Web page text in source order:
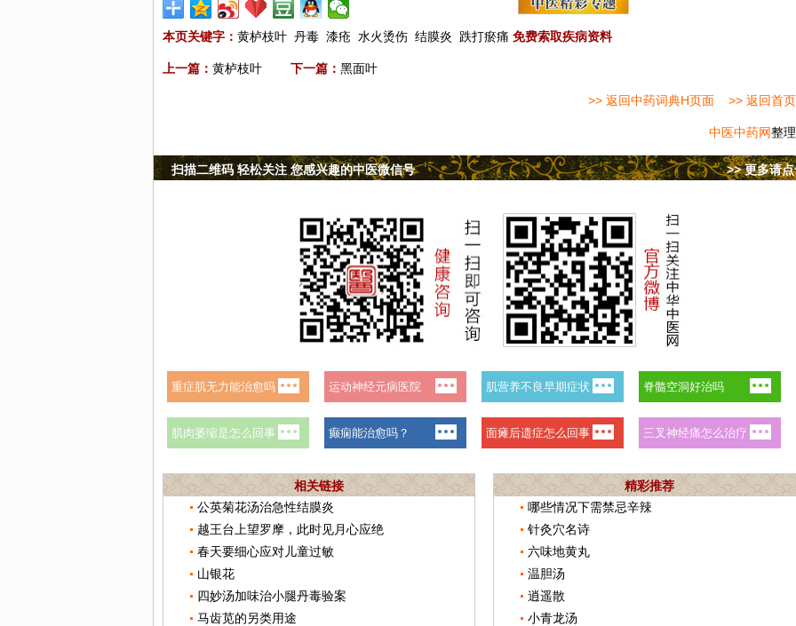
本页关键字： 黄栌枝叶 丹毒 漆疮 水火烫伤 结膜炎 跌打瘀痛 免费索取疾病资料
上一篇： 黄栌枝叶 下一篇： 黑面叶
>> 返回中药词典H页面 >> 返回首页
中医中药网整理
>> 更多请
扫描二维码 轻松关注 您感兴趣的中医微信号
相关链接
公英菊花汤治急性结膜炎
越王台上望罗摩，此时见月心应绝
春天要细心应对儿童过敏
山银花
四妙汤加味治小腿丹毒验案
马齿苋的另类用途
精彩推荐
哪些情况下需禁忌辛辣
针灸穴名诗
六味地黄丸
温胆汤
逍遥散
小青龙汤